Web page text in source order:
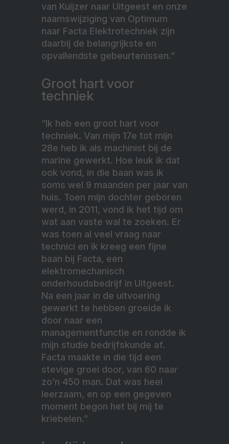
van Kuijzer naar Uitgeest en onze
naamswijziging van Optimum
naar Facta Elektrotechniek zijn
daarbij de belangrijkste en
opvallendste gebeurtenissen.”
Groot hart voor
techniek
“Ik heb een groot hart voor
techniek. Van mijn 17e tot mijn
28e heb ik als machinist bij de
marine gewerkt. Hoe leuk ik dat
ook vond, in die baan was ik
soms wel 9 maanden per jaar van
huis. Toen mijn dochter geboren
werd, in 2011, vond ik het tijd om
wat aan vaste wal te zoeken. Er
was toen al veel vraag naar
technici en ik kreeg een fijne
baan bij Facta, een
elektromechanisch
onderhoudsbedrijf in Uitgeest.
Na een jaar in de uitvoering
gewerkt te hebben groeide ik
door naar een
managementfunctie en rondde ik
mijn studie bedrijfskunde af.
Facta maakte in die tijd een
stevige groei door, van 60 naar
zo’n 450 man. Dat was heel
leerzaam, en op een gegeven
moment begon het bij mij te
kriebelen.”